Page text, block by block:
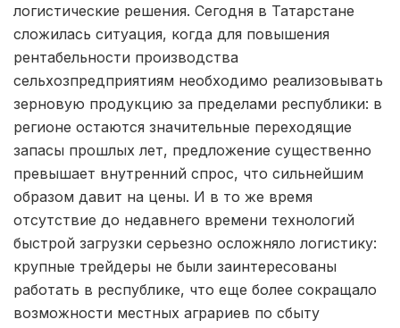
логистические решения. Сегодня в Татарстане
сложилась ситуация, когда для повышения
рентабельности производства
сельхозпредприятиям необходимо реализовывать
зерновую продукцию за пределами республики: в
регионе остаются значительные переходящие
запасы прошлых лет, предложение существенно
превышает внутренний спрос, что сильнейшим
образом давит на цены. И в то же время
отсутствие до недавнего времени технологий
быстрой загрузки серьезно осложняло логистику:
крупные трейдеры не были заинтересованы
работать в республике, что еще более сокращало
возможности местных аграриев по сбыту